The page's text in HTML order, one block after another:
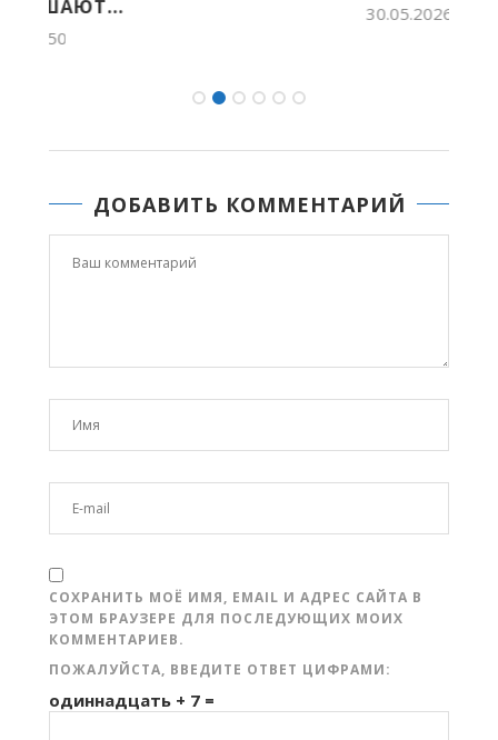
ДОБАВИТЬ КОММЕНТАРИЙ
СОХРАНИТЬ МОЁ ИМЯ, EMAIL И АДРЕС САЙТА В
ЭТОМ БРАУЗЕРЕ ДЛЯ ПОСЛЕДУЮЩИХ МОИХ
КОММЕНТАРИЕВ.
ПОЖАЛУЙСТА, ВВЕДИТЕ ОТВЕТ ЦИФРАМИ:
одиннадцать + 7 =